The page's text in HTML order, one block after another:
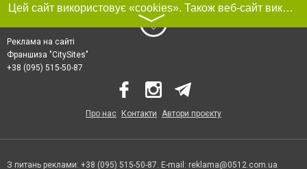
Цей сайт використовує «cookies». Також веб-сайт використовує інтернет-сервіс для збору технічних даних стосовно відвідувачів з метою отримання маркетингової та статистичної інформації. Умови обробки даних відвідувачів сайту див.
〉
Реклама на сайті
Франшиза "CitySites"
+38 (095) 515-50-87
Про нас Контакти Автори проєкту
З питань реклами: +38 (095) 515-50-87. E-mail: reklama@0512.com.ua